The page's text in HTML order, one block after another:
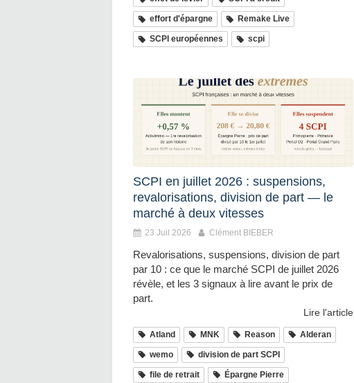
effort d'épargne Remake Live
SCPI européennes scpi
SCPI en juillet 2026 : suspensions,
revalorisations, division de part — le
marché à deux vitesses
23 Juil 2026 Clément BIEBER
Revalorisations, suspensions, division de part
par 10 : ce que le marché SCPI de juillet 2026
révèle, et les 3 signaux à lire avant le prix de
part.
Lire l'article
Atland MNK Reason Alderan
wemo division de part SCPI
file de retrait Épargne Pierre